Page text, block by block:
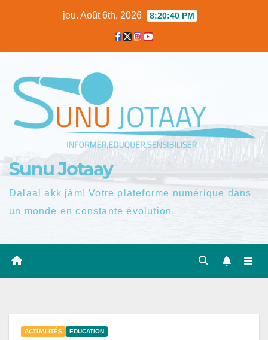
jeu. Août 6th, 2026 8:20:41 PM
Sunu Jotaay
Dalaal akk jàm! Votre plateforme numérique dans
un monde en constante évolution.
ACTUALITÉS EDUCATION